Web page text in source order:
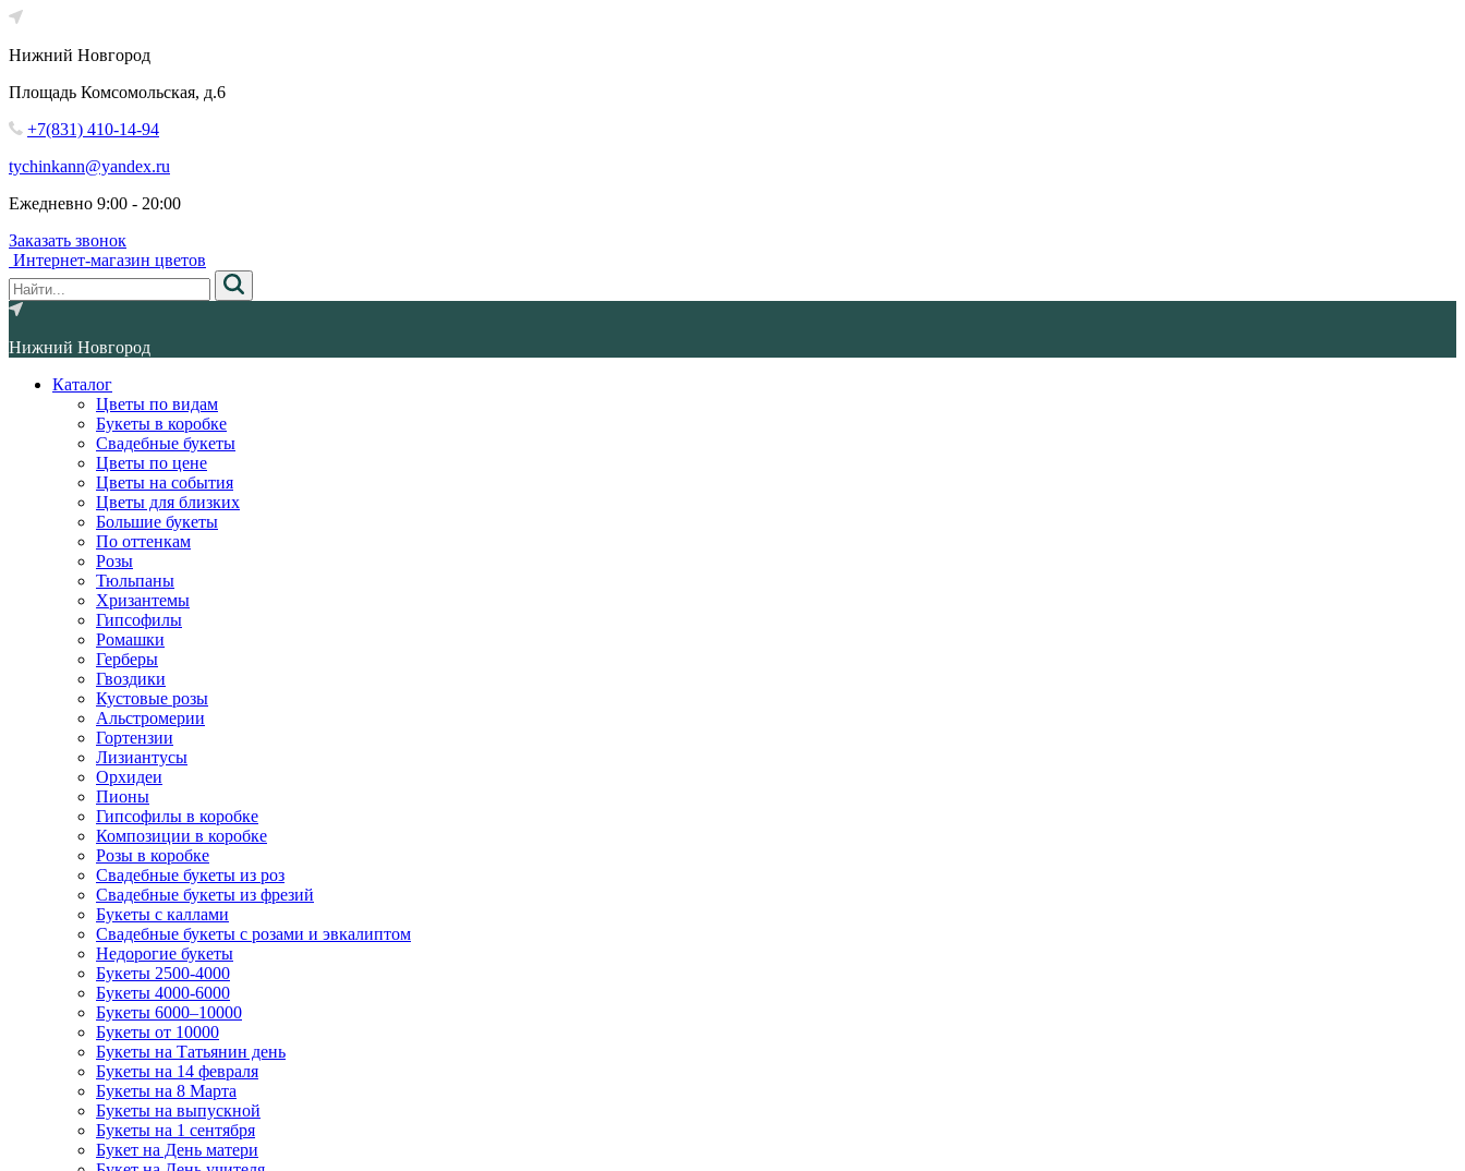
Нижний Новгород
Площадь Комсомольская, д.6
+7(831) 410-14-94
tychinkann@yandex.ru
Ежедневно 9:00 - 20:00
Заказать звонок
Интернет-магазин цветов
Нижний Новгород
Каталог
Цветы по видам
Букеты в коробке
Свадебные букеты
Цветы по цене
Цветы на события
Цветы для близких
Большие букеты
По оттенкам
Розы
Тюльпаны
Хризантемы
Гипсофилы
Ромашки
Герберы
Гвоздики
Кустовые розы
Альстромерии
Гортензии
Лизиантусы
Орхидеи
Пионы
Гипсофилы в коробке
Композиции в коробке
Розы в коробке
Свадебные букеты из роз
Свадебные букеты из фрезий
Букеты с каллами
Свадебные букеты с розами и эвкалиптом
Недорогие букеты
Букеты 2500-4000
Букеты 4000-6000
Букеты 6000–10000
Букеты от 10000
Букеты на Татьянин день
Букеты на 14 февраля
Букеты на 8 Марта
Букеты на выпускной
Букеты на 1 сентября
Букет на День матери